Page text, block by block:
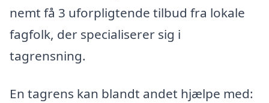
nemt få 3 uforpligtende tilbud fra lokale
fagfolk, der specialiserer sig i
tagrensning.
En tagrens kan blandt andet hjælpe med: